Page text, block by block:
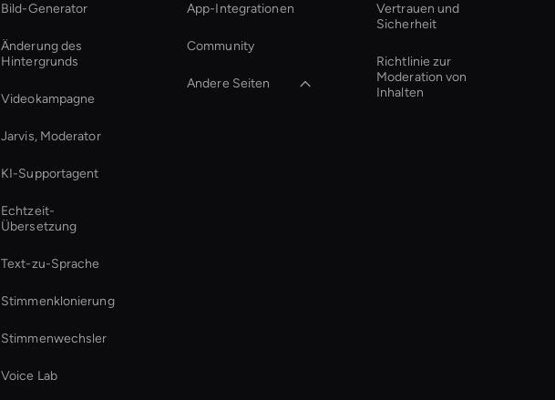
Bild-Generator
Änderung des
Hintergrunds
Videokampagne
Jarvis, Moderator
KI-Supportagent
Echtzeit-
Übersetzung
Text-zu-Sprache
Stimmenklonierung
Stimmenwechsler
Voice Lab
App-Integrationen
Community
Andere Seiten
Vertrauen und
Sicherheit
Richtlinie zur
Moderation von
Inhalten